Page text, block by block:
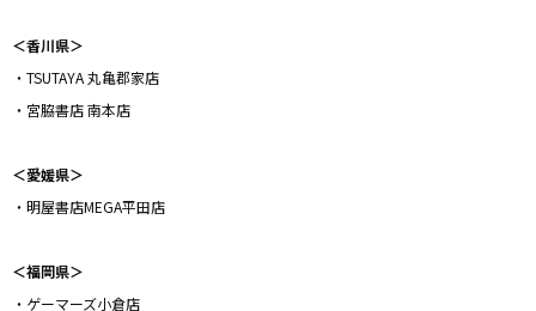
＜香川県＞
・TSUTAYA 丸亀郡家店
・宮脇書店 南本店
＜愛媛県＞
・明屋書店MEGA平田店
＜福岡県＞
・ゲーマーズ小倉店